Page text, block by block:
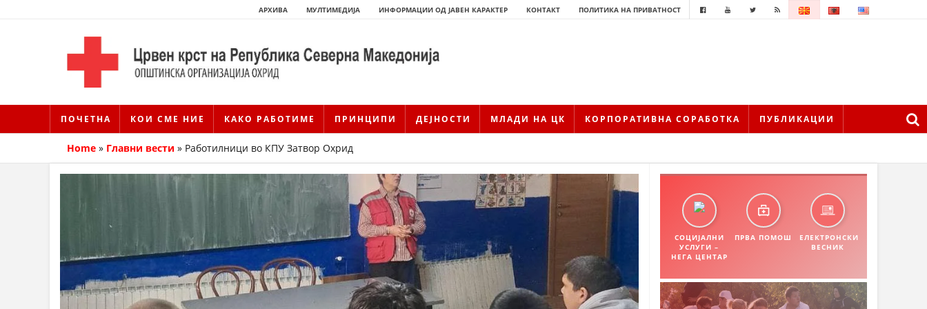
АРХИВА МУЛТИМЕДИЈА ИНФОРМАЦИИ ОД ЈАВЕН КАРАКТЕР КОНТАКТ ПОЛИТИКА НА ПРИВАТНОСТ
ПОЧЕТНА КОИ СМЕ НИЕ КАКО РАБОТИМЕ ПРИНЦИПИ ДЕЈНОСТИ МЛАДИ НА ЦК КОРПОРАТИВНА СОРАБОТКА ПУБЛИКАЦИИ
ИСТОРИЈАТ НА ЦКРМ
ИСТОРИЈАТ НА ДВИЖЕЊЕТО
Home » Главни вести » Работилници во КПУ Затвор Охрид
СОЦИЈАЛНИ
УСЛУГИ –
НЕГА ЦЕНТАР
ПРВА ПОМОШ
ЕЛЕКТРОНСКИ
ВЕСНИК